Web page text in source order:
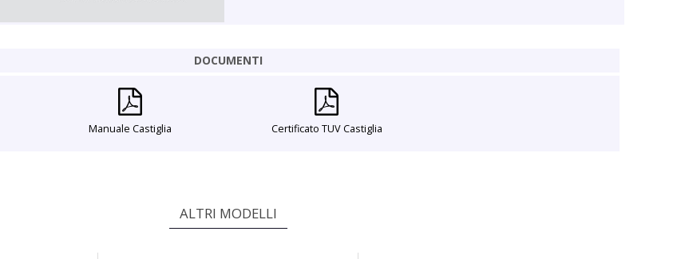
DOCUMENTI
Manuale Castiglia Certificato TUV Castiglia
ALTRI MODELLI